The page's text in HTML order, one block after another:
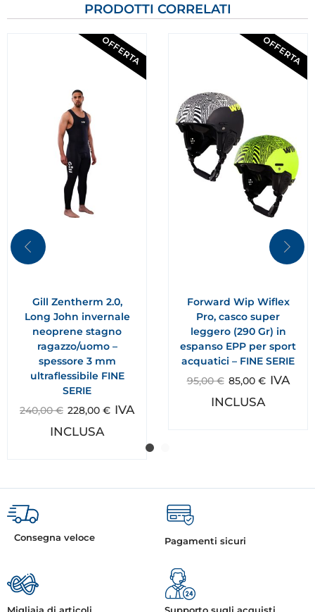
PRODOTTI CORRELATI
OFFERTA
Gill Zentherm 2.0,
Long John invernale
neoprene stagno
ragazzo/uomo –
spessore 3 mm
ultraflessibile FINE
SERIE
240,00€ 228,00 € IVA
INCLUSA
OFFERTA
Forward Wip Wiflex
Pro, casco super
leggero (290 Gr) in
espanso EPP per sport
acquatici – FINE SERIE
95,00€ 85,00 € IVA
INCLUSA
Consegna veloce Pagamenti sicuri